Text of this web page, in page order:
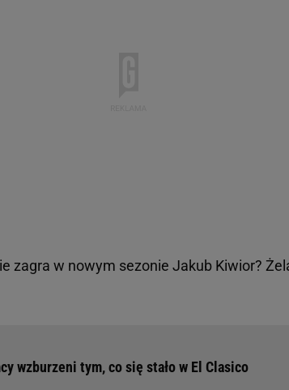
zagra w nowym sezonie Jakub Kiwior?
wzburzeni tym, co się stało w El Clasico